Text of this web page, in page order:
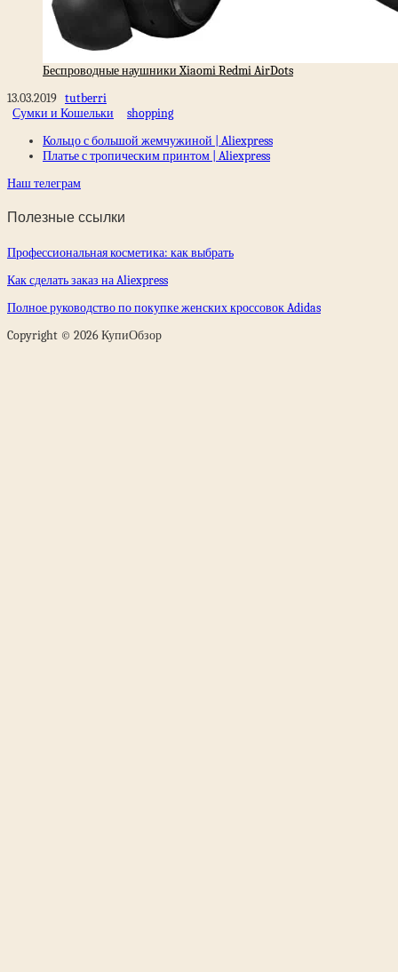
Беспроводные наушники Xiaomi Redmi AirDots
13.03.2019 tutberri
Сумки и Кошельки
shopping
Кольцо с большой жемчужиной | Aliexpress
Платье с тропическим принтом | Aliexpress
Наш телеграм
Полезные ссылки
Профессиональная косметика: как выбрать
Как сделать заказ на Aliexpress
Полное руководство по покупке женских кроссовок Adidas
Copyright © 2026 КупиОбзор